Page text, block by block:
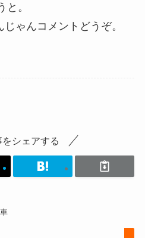
と。
ゃんコメントどうぞ。
をシェアする